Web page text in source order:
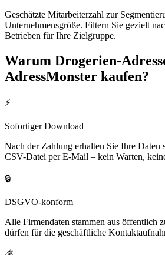
Geschätzte Mitarbeiterzahl zur
Unternehmensgröße. Filtern Sie gezielt
Betrieben für Ihre Zielgruppe.
Warum Drogerien-
AdressMonster kaufen?
⚡
Sofortiger Download
Nach der Zahlung erhalten Sie Ihre Daten
CSV-Datei per E-Mail – kein Warten,
🔒
DSGVO-konform
Alle Firmendaten stammen aus öffentlich
dürfen für die geschäftliche